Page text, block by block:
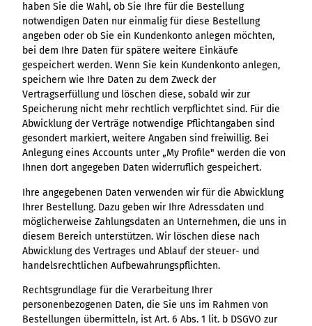
haben Sie die Wahl, ob Sie Ihre für die Bestellung
notwendigen Daten nur einmalig für diese Bestellung
angeben oder ob Sie ein Kundenkonto anlegen möchten,
bei dem Ihre Daten für spätere weitere Einkäufe
gespeichert werden. Wenn Sie kein Kundenkonto anlegen,
speichern wie Ihre Daten zu dem Zweck der
Vertragserfüllung und löschen diese, sobald wir zur
Speicherung nicht mehr rechtlich verpflichtet sind. Für die
Abwicklung der Verträge notwendige Pflichtangaben sind
gesondert markiert, weitere Angaben sind freiwillig. Bei
Anlegung eines Accounts unter „My Profile" werden die von
Ihnen dort angegeben Daten widerruflich gespeichert.
Ihre angegebenen Daten verwenden wir für die Abwicklung
Ihrer Bestellung. Dazu geben wir Ihre Adressdaten und
möglicherweise Zahlungsdaten an Unternehmen, die uns in
diesem Bereich unterstützen. Wir löschen diese nach
Abwicklung des Vertrages und Ablauf der steuer- und
handelsrechtlichen Aufbewahrungspflichten.
Rechtsgrundlage für die Verarbeitung Ihrer
personenbezogenen Daten, die Sie uns im Rahmen von
Bestellungen übermitteln, ist Art. 6 Abs. 1 lit. b DSGVO zur